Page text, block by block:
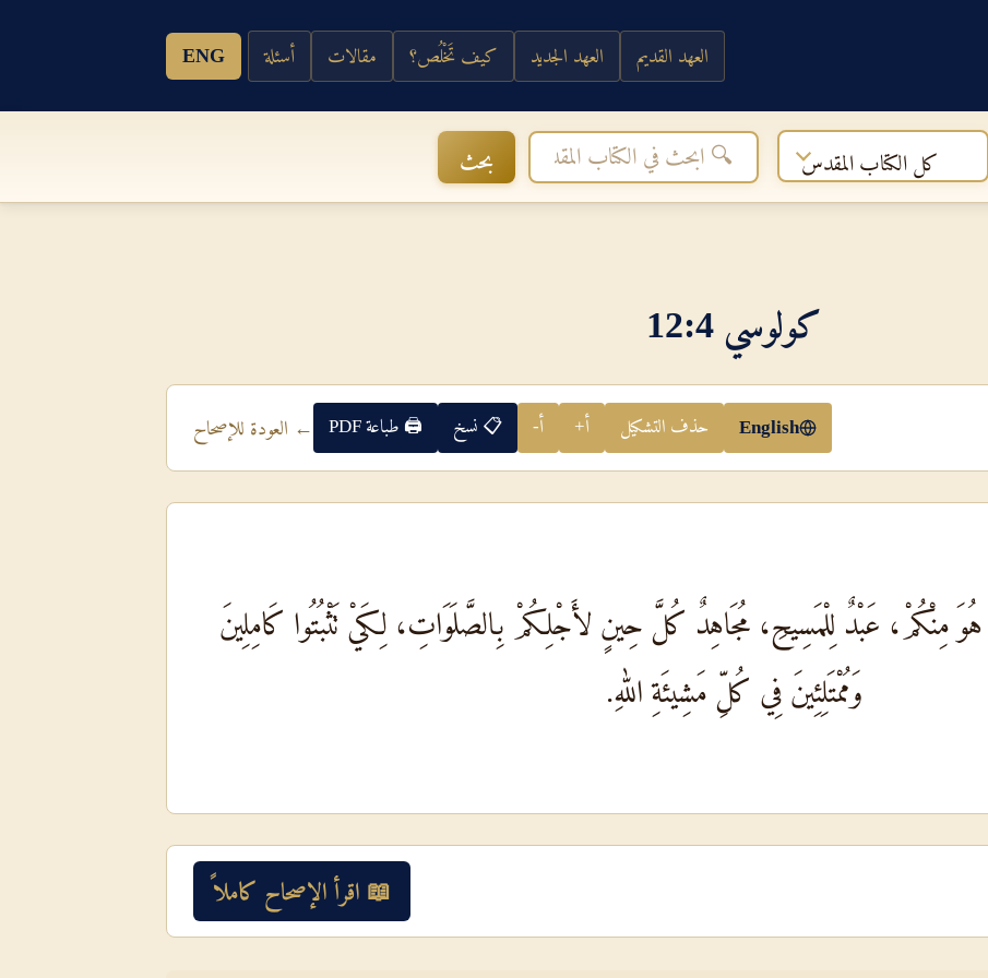
العهد القديم العهد الجديد كيف تَخْلُص؟ مقالات أسئلة ENG
كل الكتاب المقدس بحث
كولوسي 4‏:‏12
English حذف التشكيل أ+ أ- 📋 نسخ 🖨 طباعة PDF ← العودة للإصحاح
مِنْكُمْ، عَبْدٌ لِلْمَسِيحِ، مُجَاهِدٌ كُلَّ حِينٍ لأَجْلِكُمْ بِالصَّلَوَاتِ، لِكَيْ تَثْبُتُوا كَامِلِينَ
وَمُمْتَلِئِينَ فِي كُلِّ مَشِيئَةِ اللهِ.
📖 اقرأ الإصحاح كاملاً